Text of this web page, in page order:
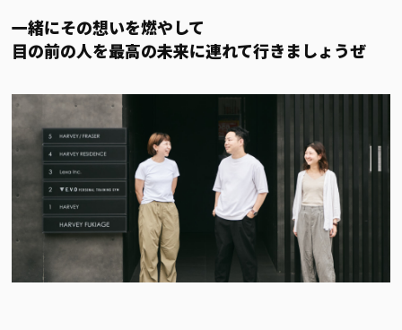
一緒にその想いを燃やして
目の前の人を最高の未来に連れて行きましょうぜ